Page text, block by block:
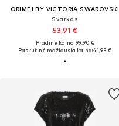
ORIMEI BY VICTORIA SWAROVSKI
Švarkas
53,91 €
Pradinė kaina: 99,90 €
Paskutinė mažiausia kaina:41,93 €